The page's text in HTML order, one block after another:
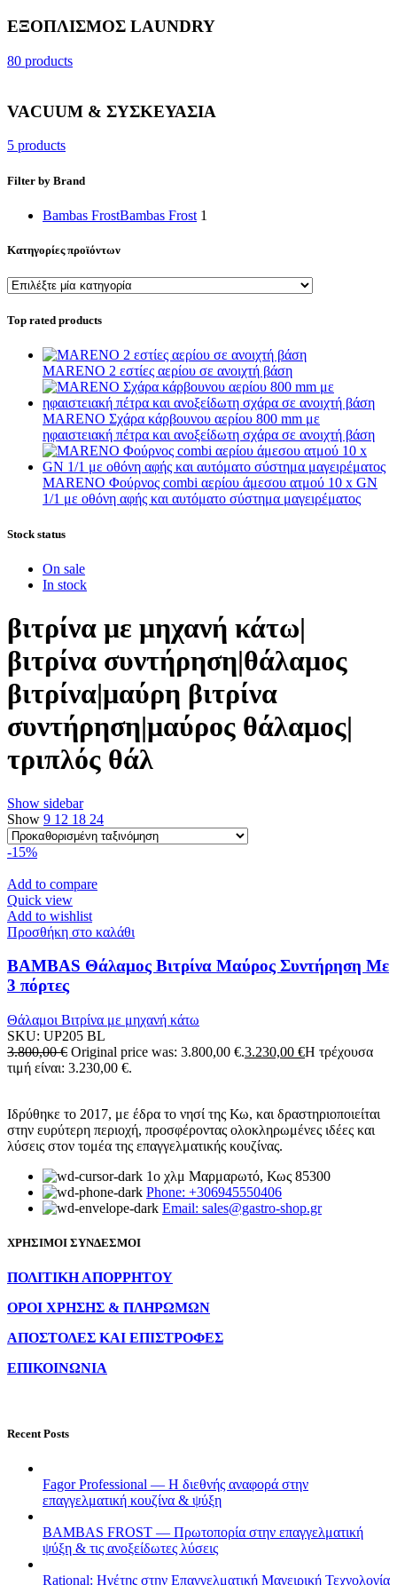
ΕΞΟΠΛΙΣΜΟΣ LAUNDRY
80 products
VACUUM & ΣΥΣΚΕΥΑΣΙΑ
5 products
Filter by Brand
Bambas FrostBambas Frost 1
Κατηγορίες προϊόντων
Top rated products
MARENO 2 εστίες αερίου σε ανοιχτή βάση
MARENO Σχάρα κάρβουνου αερίου 800 mm με
ηφαιστειακή πέτρα και ανοξείδωτη σχάρα σε ανοιχτή βάση
MARENO Φούρνος combi αερίου άμεσου ατμού 10 x GN
1/1 με οθόνη αφής και αυτόματο σύστημα μαγειρέματος
Stock status
On sale
In stock
βιτρίνα με μηχανή κάτω|
βιτρίνα συντήρηση|θάλαμος
βιτρίνα|μαύρη βιτρίνα
συντήρηση|μαύρος θάλαμος|
τριπλός θάλ
Show sidebar
Show 9 12 18 24
-15%
Add to compare
Quick view
Add to wishlist
Προσθήκη στο καλάθι
BAMBAS Θάλαμος Βιτρίνα Μαύρος Συντήρηση Με
3 πόρτες
Θάλαμοι Βιτρίνα με μηχανή κάτω
SKU: UP205 BL
3.800,00€ Original price was: 3.800,00 €.3.230,00 €Η τρέχουσα
τιμή είναι: 3.230,00 €.
Ιδρύθηκε το 2017, με έδρα το νησί της Κω, και δραστηριοποιείται
στην ευρύτερη περιοχή, προσφέροντας ολοκληρωμένες ιδέες και
λύσεις στον τομέα της επαγγελματικής κουζίνας.
1ο χλμ Μαρμαρωτό, Κως 85300
Phone: +306945550406
Email: sales@gastro-shop.gr
ΧΡΗΣΙΜΟΙ ΣΥΝΔΕΣΜΟΙ
ΠΟΛΙΤΙΚΗ ΑΠΟΡΡΗΤΟΥ
ΟΡΟΙ ΧΡΗΣΗΣ & ΠΛΗΡΩΜΩΝ
ΑΠΟΣΤΟΛΕΣ ΚΑΙ ΕΠΙΣΤΡΟΦΕΣ
ΕΠΙΚΟΙΝΩΝΙΑ
Recent Posts
Fagor Professional — Η διεθνής αναφορά στην
επαγγελματική κουζίνα & ψύξη
BAMBAS FROST — Πρωτοπορία στην επαγγελματική
ψύξη & τις ανοξείδωτες λύσεις
Rational: Ηγέτης στην Επαγγελματική Μαγειρική Τεχνολογία